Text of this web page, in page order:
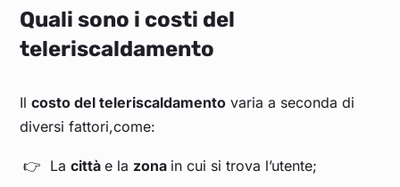
Quali sono i costi del
teleriscaldamento
Ilcosto del teleriscaldamento varia a seconda di
diversi fattori,come:
La città e la zona in cui si trova l’utente;